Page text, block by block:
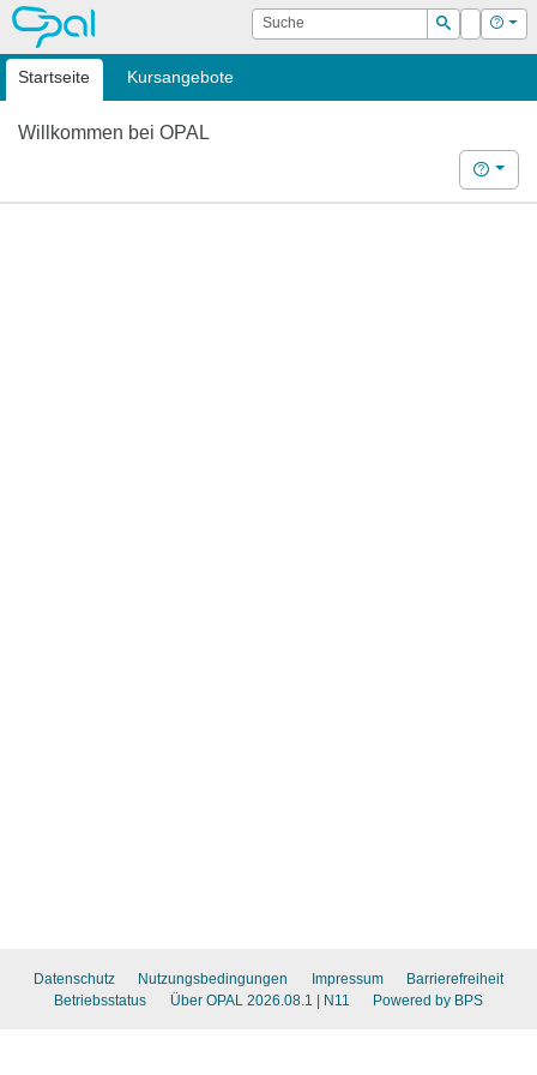
OPAL Suche
Suchen
Login Hilfe
Startseite Kursangebote
Willkommen bei OPAL
Hilfe
Datenschutz Nutzungsbedingungen Impressum
Barrierefreiheit
Betriebsstatus
Über OPAL 2026.08.1 | N11 Powered by BPS